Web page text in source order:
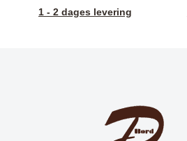
1 - 2 dages levering